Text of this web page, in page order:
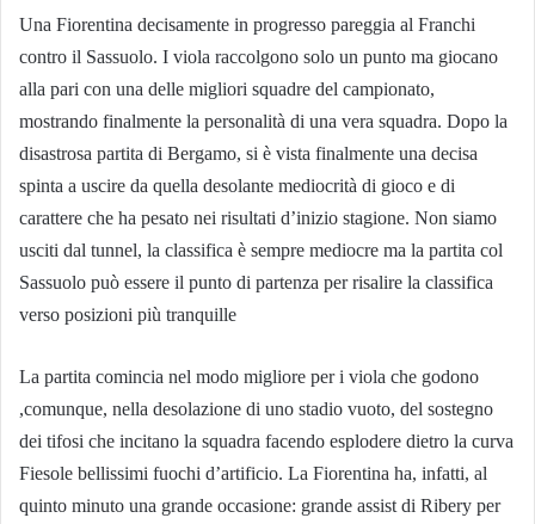
Una Fiorentina decisamente in progresso pareggia al Franchi
contro il Sassuolo. I viola raccolgono solo un punto ma giocano
alla pari con una delle migliori squadre del campionato,
mostrando finalmente la personalità di una vera squadra. Dopo la
disastrosa partita di Bergamo, si è vista finalmente una decisa
spinta a uscire da quella desolante mediocrità di gioco e di
carattere che ha pesato nei risultati d’inizio stagione. Non siamo
usciti dal tunnel, la classifica è sempre mediocre ma la partita col
Sassuolo può essere il punto di partenza per risalire la classifica
verso posizioni più tranquille
La partita comincia nel modo migliore per i viola che godono
,comunque, nella desolazione di uno stadio vuoto, del sostegno
dei tifosi che incitano la squadra facendo esplodere dietro la curva
Fiesole bellissimi fuochi d’artificio. La Fiorentina ha, infatti, al
quinto minuto una grande occasione: grande assist di Ribery per